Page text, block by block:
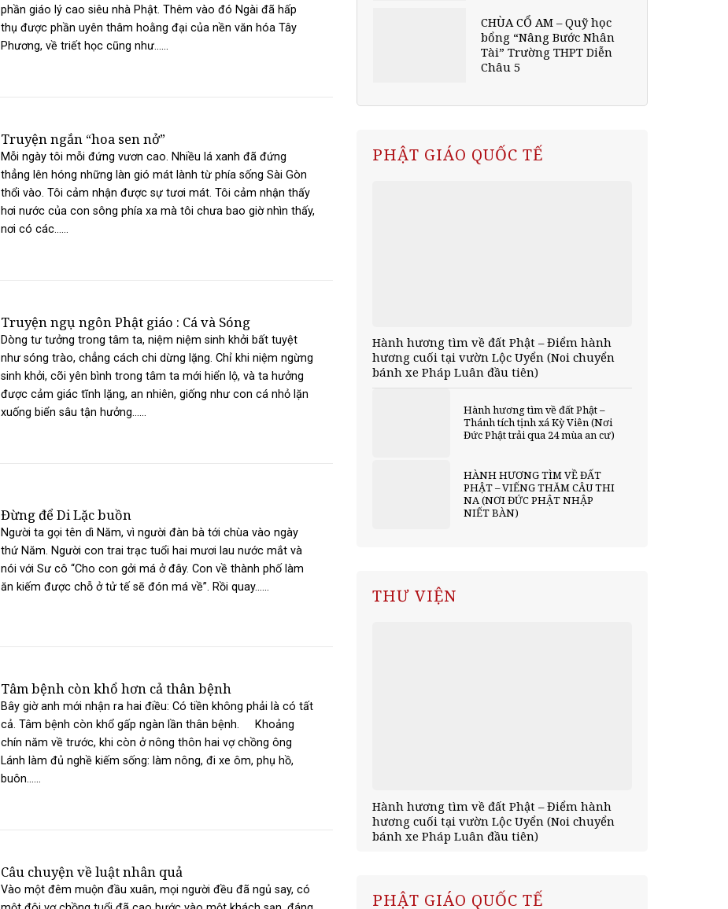
phần giáo lý cao siêu nhà Phật. Thêm vào đó Ngài đã hấp
thụ được phần uyên thâm hoằng đại của nền văn hóa Tây
Phương, về triết học cũng như......
Truyện ngắn “hoa sen nở”
Mỗi ngày tôi mỗi đứng vươn cao. Nhiều lá xanh đã đứng
thẳng lên hóng những làn gió mát lành từ phía sống Sài Gòn
thổi vào. Tôi cảm nhận được sự tươi mát. Tôi cảm nhận thấy
hơi nước của con sông phía xa mà tôi chưa bao giờ nhìn thấy,
nơi có các......
Truyện ngụ ngôn Phật giáo : Cá và Sóng
Dòng tư tưởng trong tâm ta, niệm niệm sinh khởi bất tuyệt
như sóng trào, chẳng cách chi dừng lặng. Chỉ khi niệm ngừng
sinh khởi, cõi yên bình trong tâm ta mới hiển lộ, và ta hưởng
được cảm giác tĩnh lặng, an nhiên, giống như con cá nhỏ lặn
xuống biển sâu tận hưởng......
Đừng để Di Lặc buồn
Người ta gọi tên dì Năm, vì người đàn bà tới chùa vào ngày
thứ Năm. Người con trai trạc tuổi hai mươi lau nước mắt và
nói với Sư cô “Cho con gởi má ở đây. Con về thành phố làm
ăn kiếm được chỗ ở tử tế sẽ đón má về”. Rồi quay......
Tâm bệnh còn khổ hơn cả thân bệnh
Bây giờ anh mới nhận ra hai điều: Có tiền không phải là có tất
cả. Tâm bệnh còn khổ gấp ngàn lần thân bệnh. Khoảng
chín năm về trước, khi còn ở nông thôn hai vợ chồng ông
Lánh làm đủ nghề kiếm sống: làm nông, đi xe ôm, phụ hồ,
buôn......
Câu chuyện về luật nhân quả
Vào một đêm muộn đầu xuân, mọi người đều đã ngủ say, có
CHÙA CỔ AM – Quỹ học
bổng “Nâng Bước Nhân
Tài” Trường THPT Diễn
Châu 5
PHẬT GIÁO QUỐC TẾ
Hành hương tìm về đất Phật – Điểm hành
hương cuối tại vườn Lộc Uyển (Noi chuyển
bánh xe Pháp Luân đầu tiên)
Hành hương tìm về đất Phật –
Thánh tích tịnh xá Kỳ Viên (Nơi
Đức Phật trải qua 24 mùa an cư)
HÀNH HƯƠNG TÌM VỀ ĐẤT
PHẬT – VIẾNG THĂM CÂU THI
NA (NƠI ĐỨC PHẬT NHẬP
NIẾT BÀN)
THƯ VIỆN
Hành hương tìm về đất Phật – Điểm hành
hương cuối tại vườn Lộc Uyển (Noi chuyển
bánh xe Pháp Luân đầu tiên)
PHẬT GIÁO QUỐC TẾ